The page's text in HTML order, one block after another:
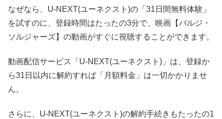
なぜなら、U-NEXT(ユーネクスト)の「31日間無料体験」
を試すのに、登録時間はたったの3分で、映画【バルジ・
ソルジャーズ】の動画がすぐに視聴することができます。
動画配信サービス「U-NEXT(ユーネクスト)」は、登録か
ら31日以内に解約すれば「月額料金」は一切かかりませ
ん。
さらに、U-NEXT(ユーネクスト)の解約手続きもたったの1